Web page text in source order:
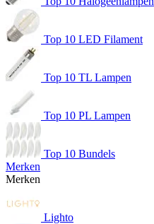
Top 10 LED Filament
Top 10 TL Lampen
Top 10 PL Lampen
Top 10 Bundels
Merken
Merken
Lighto